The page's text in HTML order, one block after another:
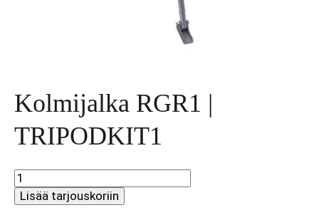
Kolmijalka RGR1 |
TRIPODKIT1
Kolmijalka
RGR1
| Lisää tarjouskoriin